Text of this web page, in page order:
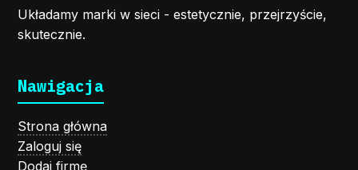
Układamy marki w sieci - estetycznie, przejrzyście,
skutecznie.
Nawigacja
Strona główna
Zaloguj się
Dodaj firmę